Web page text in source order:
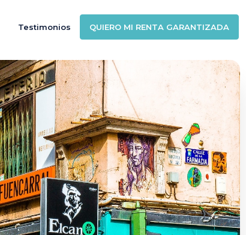
Testimonios QUIERO MI RENTA GARANTIZADA